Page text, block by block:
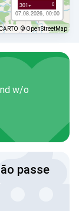
301+ 0
07.08.2026, 00:00
© OpenStreetMap
w/o
passe